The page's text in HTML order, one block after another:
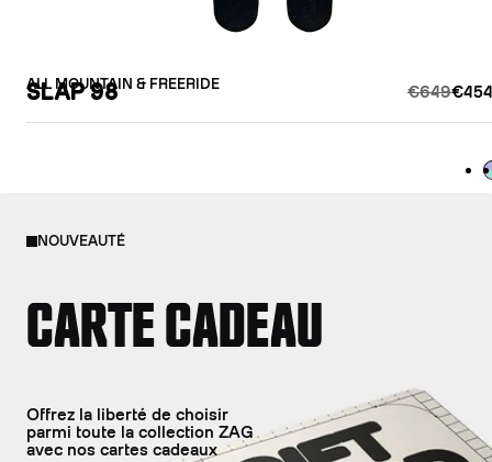
ALL MOUNTAIN & FREERIDE
SLAP 98 €649
NOUVEAUTÉ
CARTE CADEAU
Offrez la liberté de choisir
parmi toute la collection ZAG
avec nos cartes cadeaux